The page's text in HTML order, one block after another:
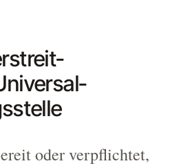
oder verpflichtet,